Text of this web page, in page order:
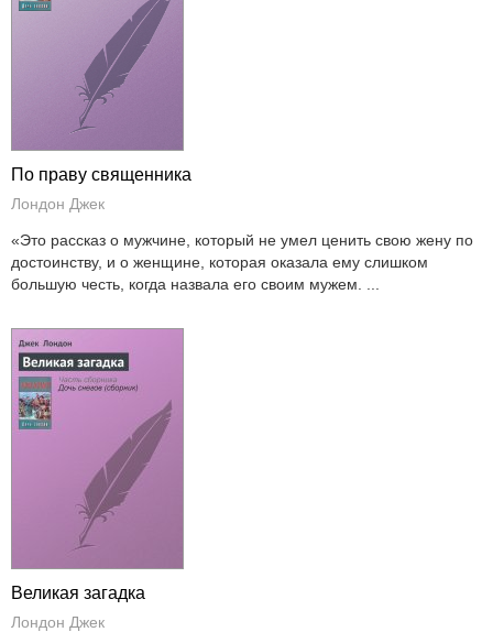
По праву священника
Лондон Джек
«Это рассказ о мужчине, который не умел ценить свою жену по
достоинству, и о женщине, которая оказала ему слишком
большую честь, когда назвала его своим мужем. ...
Великая загадка
Лондон Джек